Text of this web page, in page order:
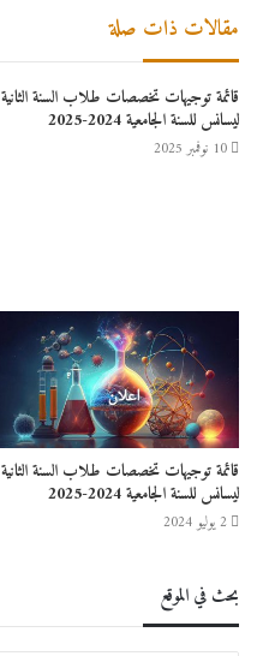
مقالات ذات صلة
قائمة توجيهات تخصصات طلاب السنة الثانية
ليسانس للسنة الجامعية 2024-2025
10 نوفمبر 2025
قائمة توجيهات تخصصات طلاب السنة الثانية
ليسانس للسنة الجامعية 2024-2025
2 يوليو 2024
بحث في الموقع